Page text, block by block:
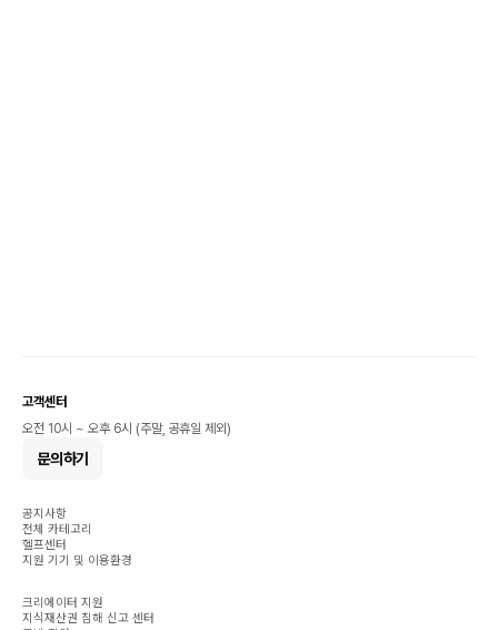
고객센터
오전 10시 ~ 오후 6시 (주말, 공휴일 제외)
문의하기
공지사항
전체 카테고리
헬프센터
지원 기기 및 이용환경
크리에이터 지원
지식재산권 침해 신고 센터